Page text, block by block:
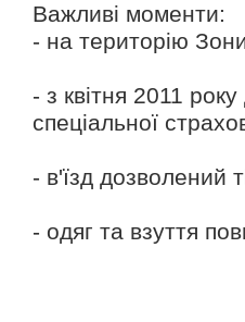
Важливі моменти:
- на територію
- з квітня 2011
спеціальної
- в'їзд дозволений
- одяг та взуття